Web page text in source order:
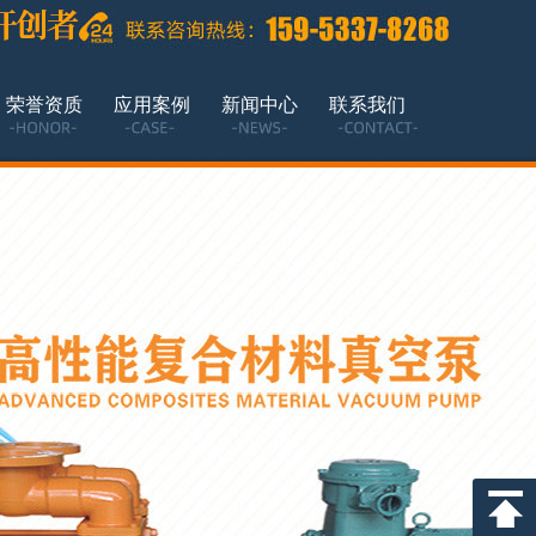
荣誉资质 应用案例 新闻中心 联系我们